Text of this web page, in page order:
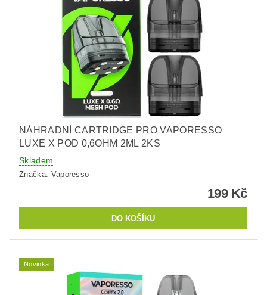
NÁHRADNÍ CARTRIDGE PRO VAPORESSO
LUXE X POD 0,6OHM 2ML 2KS
Skladem
Značka: Vaporesso
199 Kč
Novinka